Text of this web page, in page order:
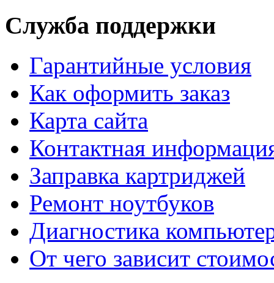
Служба поддержки
Гарантийные условия
Как оформить заказ
Карта сайта
Контактная
Заправка картриджей
Ремонт ноутбуков
Диагностика
От чего зависит